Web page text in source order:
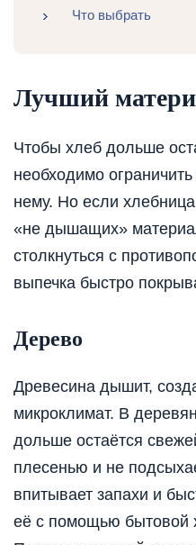
Что выбрать
Лучший
Чтобы хлеб дольше
необходимо
нему. Но если
«не дышащих»
столкнуться с
выпечка быстро
Дерево
Древесина дышит,
микроклимат. В
дольше остаётся
плесенью и не
впитывает запахи и
её с помощью бытовой